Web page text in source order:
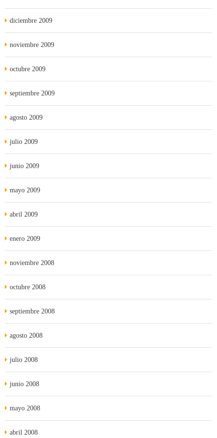
diciembre 2009
noviembre 2009
octubre 2009
septiembre 2009
agosto 2009
julio 2009
junio 2009
mayo 2009
abril 2009
enero 2009
noviembre 2008
octubre 2008
septiembre 2008
agosto 2008
julio 2008
junio 2008
mayo 2008
abril 2008